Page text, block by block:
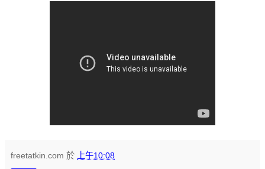
freetatkin.com 於 上午10:08